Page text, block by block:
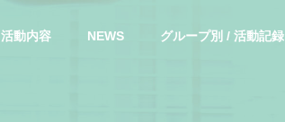
活動内容 NEWS グループ別 / 活動記録